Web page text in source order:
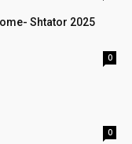
Shtator 2025
0
0